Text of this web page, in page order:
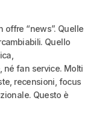
offre “news”. Quelle
Quello
né fan service. Molti
recensioni, focus
Questo è